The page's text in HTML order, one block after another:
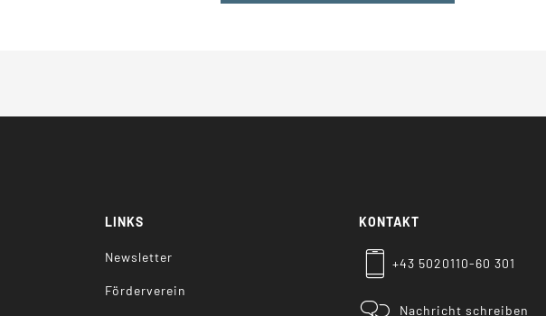
LINKS
Newsletter
Förderverein
KONTAKT
+43 5020110-60 301
Nachricht schreiben